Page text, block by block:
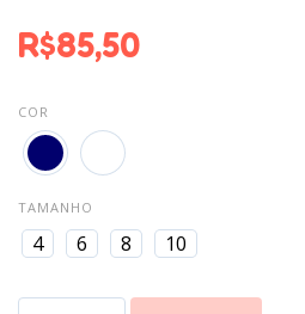
R$85,50
COR
TAMANHO
4 6 8 10